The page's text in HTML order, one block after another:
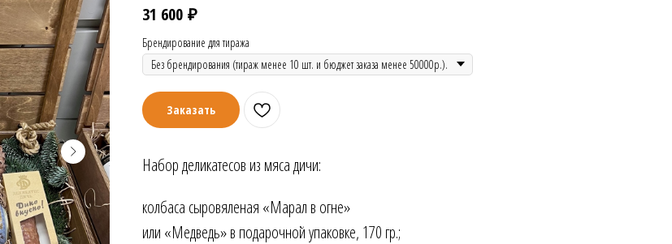
31 600 ₽
Брендирование для тиража
Заказать
Набор деликатесов из мяса дичи:
колбаса сыровяленая «Марал в огне»
или «Медведь» в подарочной упаковке, 170 гр.;